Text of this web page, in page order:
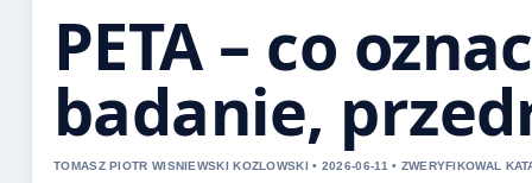
PETA – co
badanie,
TOMASZ PIOTR WISNIEWSKI KOZLOWSKI • 2026-06-11 • ZWERYFIKOWAL